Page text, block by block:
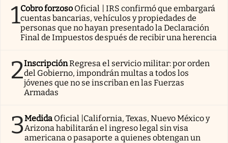
1Cobro forzoso Oficial | IRS confirmó que embargará
cuentas bancarias, vehículos y propiedades de
personas que no hayan presentado la Declaración
Final de Impuestos después de recibir una herencia
2InscripciónRegresa el servicio militar: por orden
del Gobierno, impondrán multas a todos los
jóvenes que no se inscriban en las Fuerzas
Armadas
3Medida Oficial |California, Texas, Nuevo México y
Arizona habilitarán el ingreso legal sin visa
americana o pasaporte a quienes obtengan un